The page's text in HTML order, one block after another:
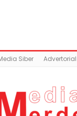
Siber Advertorial